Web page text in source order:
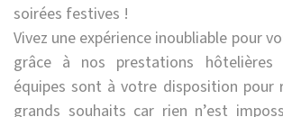
soirées festives !
Vivez une expérience inoubliable pour
grâce à nos prestations
équipes sont à votre disposition pour
grands souhaits car rien n’est